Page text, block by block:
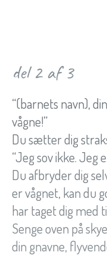
del 2 af 3
“(barnets navn),
vågne!”
Du sætter dig
“Jeg sov ikke. Jeg
Du afbryder dig
er vågnet, kan du
har taget dig med
Senge oven på
din gnavne,